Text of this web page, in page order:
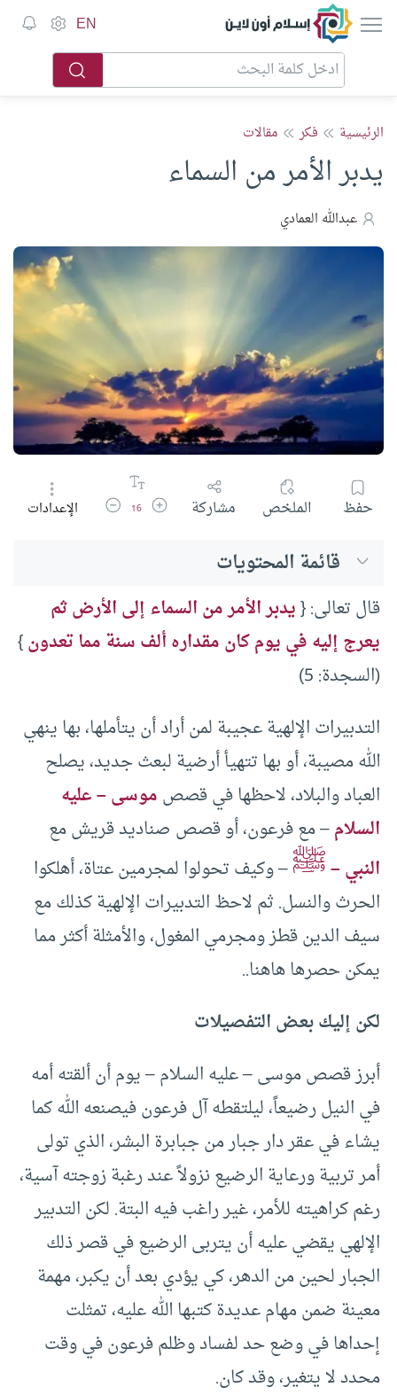
إسلام أون لاين EN
الرئيسية فكر مقالات
يدبر الأمر من السماء
عبدالله العمادي
حفظ الملخص مشاركة زيادة حجم الخط
16 تقليل حجم الخط
الإعدادات
قائمة المحتويات
قال تعالى: {يدبر الأمر من السماء إلى الأرض ثم
يعرج إليه في يوم كان مقداره ألف سنة مما تعدون}
(السجدة: 5)
التدبيرات الإلهية عجيبة لمن أراد أن يتأملها، بها ينهي
الله مصيبة، أو بها تتهيأ أرضية لبعث جديد، يصلح
العباد والبلاد، لاحظها في قصصموسى – عليه
السلام– مع فرعون، أو قصص صناديد قريش مع
النبي –ﷺ– وكيف تحولوا لمجرمين عتاة، أهلكوا
الحرث والنسل. ثم لاحظ التدبيرات الإلهية كذلك مع
سيف الدين قطز ومجرمي المغول، والأمثلة أكثر مما
يمكن حصرها هاهنا..
لكن إليك بعض التفصيلات
أبرز قصص موسى – عليه السلام – يوم أن ألقته أمه
في النيل رضيعاً، ليلتقطه آل فرعون فيصنعه الله كما
يشاء في عقر دار جبار من جبابرة البشر، الذي تولى
أمر تربية ورعاية الرضيع نزولاً عند رغبة زوجته آسية،
رغم كراهيته للأمر، غير راغب فيه البتة. لكن التدبير
الإلهي يقضي عليه أن يتربى الرضيع في قصر ذلك
الجبار لحين من الدهر، كي يؤدي بعد أن يكبر، مهمة
معينة ضمن مهام عديدة كتبها الله عليه، تمثلت
إحداها في وضع حد لفساد وظلم فرعون في وقت
محدد لا يتغير، وقد كان.